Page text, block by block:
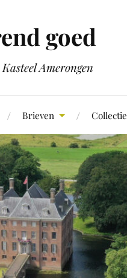
goed
Amerongen
Brieven Collectie